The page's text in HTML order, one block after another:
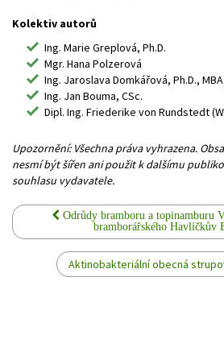
Kolektiv autorů
Ing. Marie Greplová, Ph.D.
Mgr. Hana Polzerová
Ing. Jaroslava Domkářová, Ph.D.,
Ing. Jan Bouma, CSc.
Dipl. Ing. Friederike von Rundstedt
Upozornění: Všechna práva vyhrazena.
nesmí být šířen ani použit k dalšímu
souhlasu vydavatele.
Odrůdy bramboru a topinamburu
bramborářského Havlíčkův
Aktinobakteriální obecná